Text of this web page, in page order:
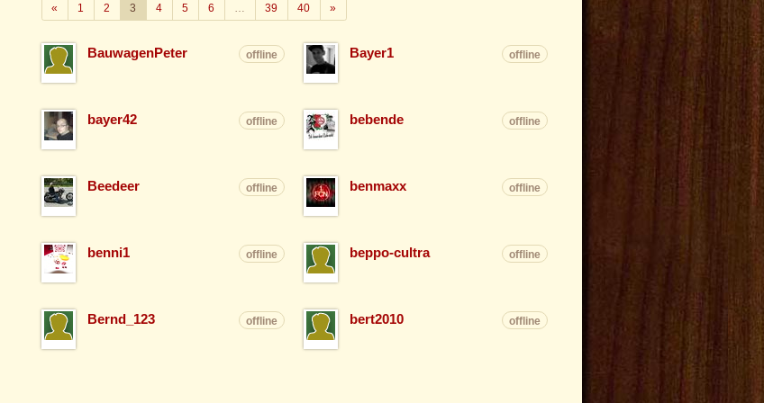
« Zurück
1 2 3 4 5 6 … 39 40 »Weiter
BauwagenPeter offline Bayer1 offline
bayer42 offline bebende offline
Beedeer offline benmaxx offline
benni1 offline beppo-cultra offline
Bernd_123 offline bert2010 offline